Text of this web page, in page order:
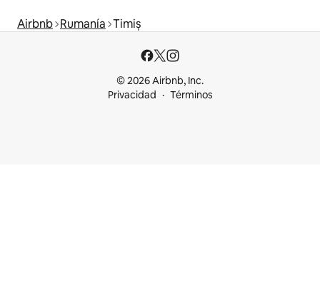
Airbnb Rumanía Timiș
© 2026 Airbnb, Inc.
Privacidad
Términos